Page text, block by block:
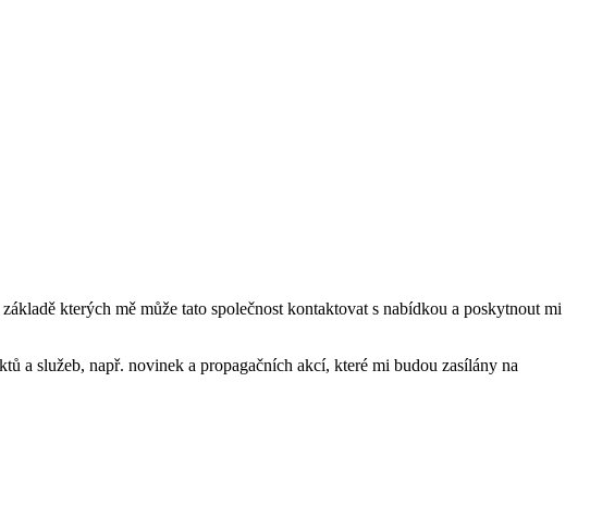
kterých mě může tato společnost kontaktovat s nabídkou a poskytnout mi
a služeb, např. novinek a propagačních akcí, které mi budou zasílány na